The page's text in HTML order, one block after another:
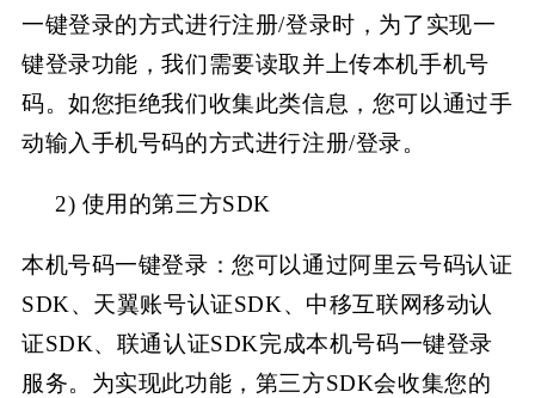
一键登录的方式进行注册/登录时，为了实现一
键登录功能，我们需要读取并上传本机手机号
码。如您拒绝我们收集此类信息，您可以通过手
动输入手机号码的方式进行注册/登录。
2) 使用的第三方SDK
本机号码一键登录：您可以通过阿里云号码认证
SDK、天翼账号认证SDK、中移互联网移动认
证SDK、联通认证SDK完成本机号码一键登录
服务。为实现此功能，第三方SDK会收集您的